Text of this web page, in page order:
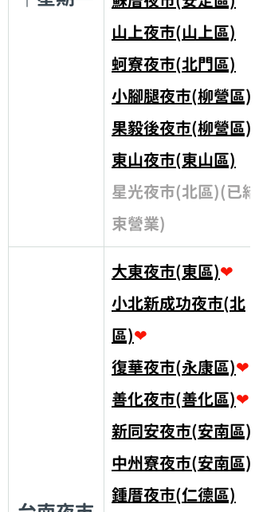
山上夜市(山上區)
蚵寮夜市(北門區)
小腳腿夜市(柳營區)
果毅後夜市(柳營區)
東山夜市(東山區)
星光夜市(北區)(已結
束營業)
大東夜市(東區)❤
小北新成功夜市(北
區)❤
復華夜市(永康區)❤
善化夜市(善化區)❤
新同安夜市(安南區)
中州寮夜市(安南區)
鍾厝夜市(仁德區)